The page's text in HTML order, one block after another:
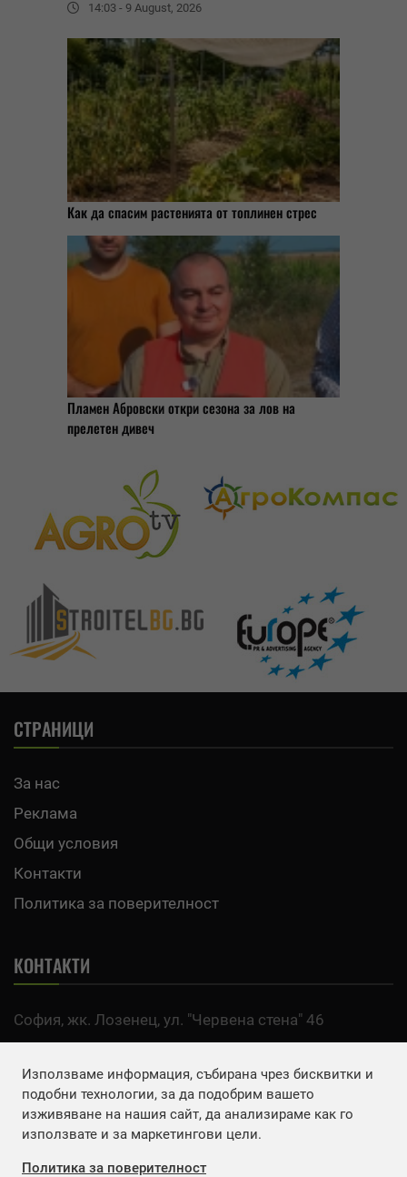
14:03 - 9 August, 2026
Как да спасим растенията от топлинен стрес
Пламен Абровски откри сезона за лов на
прелетен дивеч
СТРАНИЦИ
За нас
Реклама
Общи условия
Контакти
Политика за поверителност
КОНТАКТИ
София, жк. Лозенец, ул. "Червена стена" 46
Email: office@agro.bg
FACEBOOK
Използваме информация, събирана чрез бисквитки и
подобни технологии, за да подобрим вашето
изживяване на нашия сайт, да анализираме как го
използвате и за маркетингови цели.
Политика за поверителност